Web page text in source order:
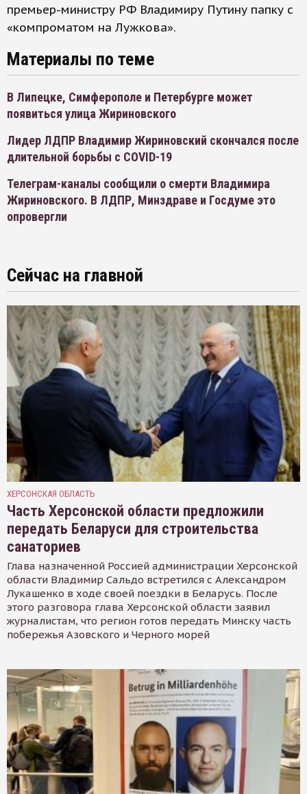
премьер-министру РФ Владимиру Путину папку с
«компроматом на Лужкова».
Материалы по теме
В Липецке, Симферополе и Петербурге может
появиться улица Жириновского
Лидер ЛДПР Владимир Жириновский скончался после
длительной борьбы с COVID-19
Телеграм-каналы сообщили о смерти Владимира
Жириновского. В ЛДПР, Минздраве и Госдуме это
опровергли
Сейчас на главной
ХЕРСОНСКАЯ ОБЛАСТЬ
Часть Херсонской области предложили
передать Беларуси для строительства
санаториев
Глава назначенной Россией администрации Херсонской
области Владимир Сальдо встретился с Александром
Лукашенко в ходе своей поездки в Беларусь. После
этого разговора глава Херсонской области заявил
журналистам, что регион готов передать Минску часть
побережья Азовского и Черного морей